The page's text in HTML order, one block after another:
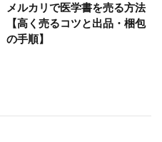
メルカリで医学書を売る方法
【高く売るコツと出品・梱包
の手順】